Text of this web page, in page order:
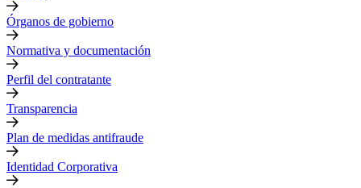
Órganos de gobierno
Normativa y documentación
Perfil del contratante
Transparencia
Plan de medidas antifraude
Identidad Corporativa